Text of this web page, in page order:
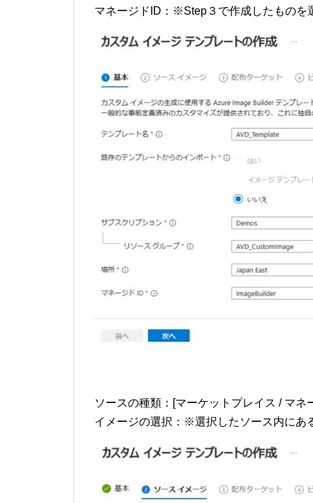
マネージドID：※Step３で作成したものを
ソースの種類：[マーケットプレイス / マ
イメージの選択：※選択したソース内にあ